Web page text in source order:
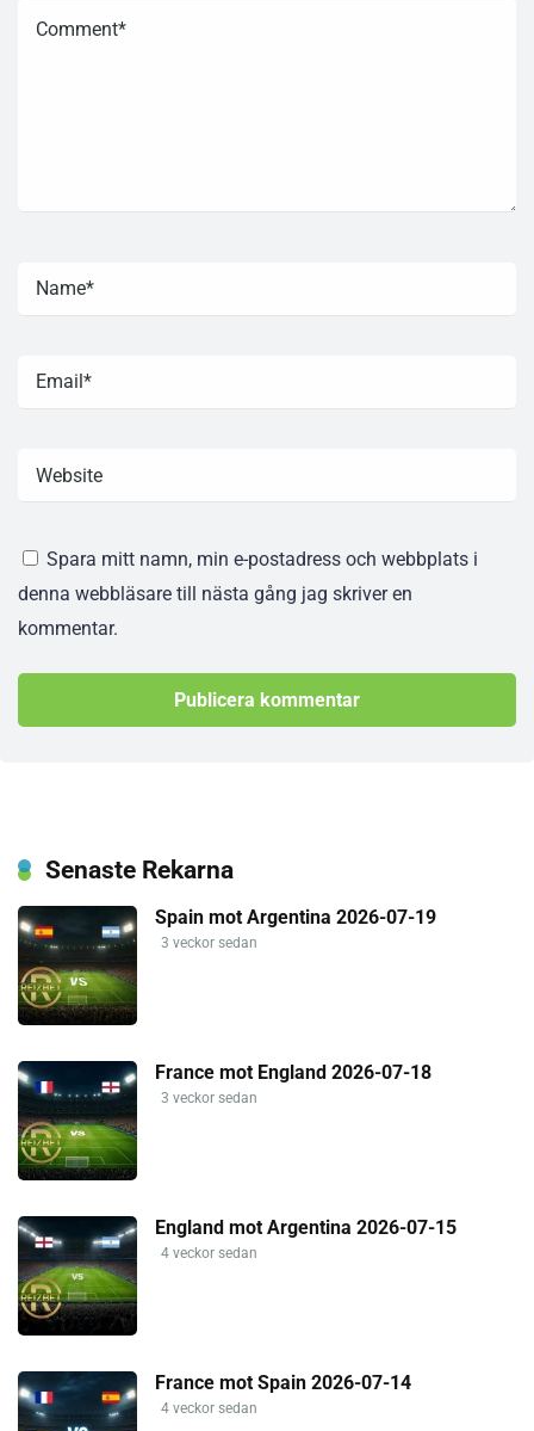
Spara mitt namn, min e-postadress och webbplats i
denna webbläsare till nästa gång jag skriver en
kommentar.
Senaste Rekarna
Spain mot Argentina 2026-07-19
3 veckor sedan
France mot England 2026-07-18
3 veckor sedan
England mot Argentina 2026-07-15
4 veckor sedan
France mot Spain 2026-07-14
4 veckor sedan